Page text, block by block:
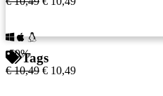
-50%
€ 10,49 € 10,49
Tags